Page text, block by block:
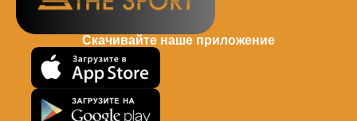
Скачивайте наше приложение